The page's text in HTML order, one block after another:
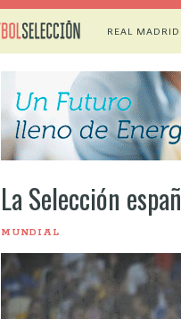
REAL MADRID
La Selección
MUNDIAL